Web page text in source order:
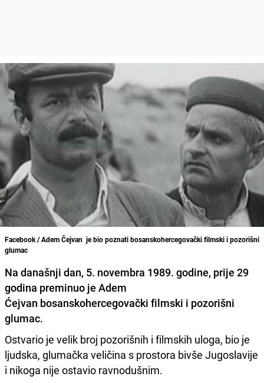
Facebook / Adem Čejvan je bio poznati bosanskohercegovački filmski i pozorišni
glumac
Na današnji dan, 5. novembra 1989. godine, prije 29
godina preminuo je Adem
Ćejvan bosanskohercegovački filmski i pozorišni
glumac.
Ostvario je velik broj pozorišnih i filmskih uloga, bio je
ljudska, glumačka veličina s prostora bivše Jugoslavije
i nikoga nije ostavio ravnodušnim.